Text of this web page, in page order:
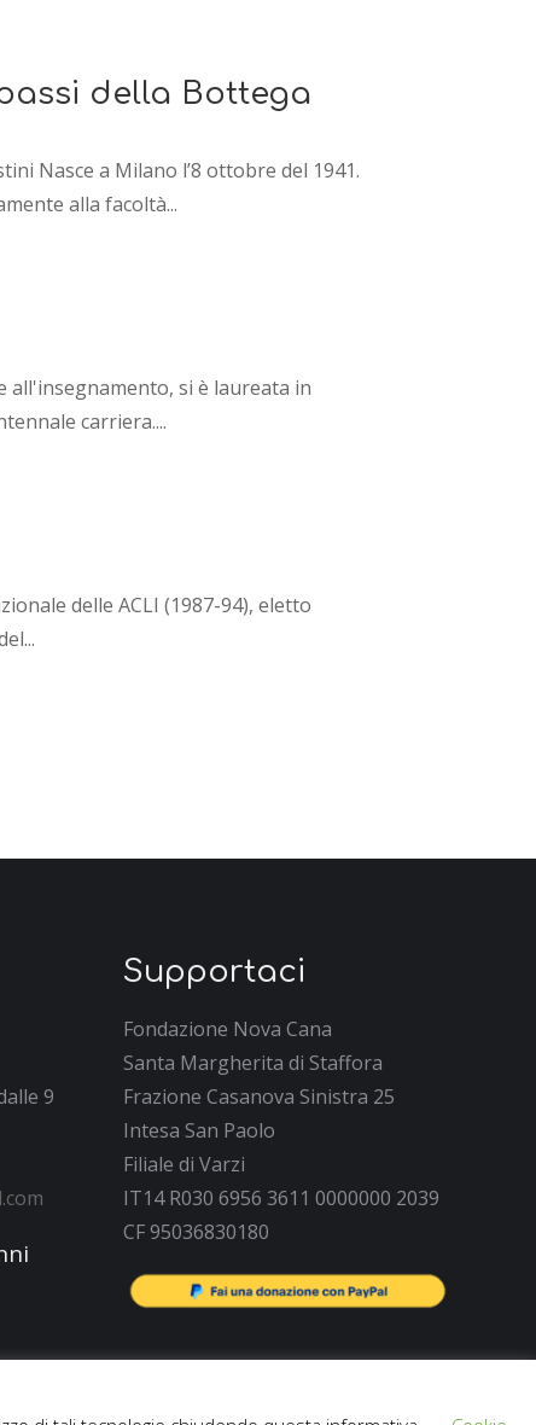
della Bottega
Nasce a Milano l’8 ottobre del 1941.
alla facoltà...
all'insegnamento, si è laureata in
carriera....
delle ACLI (1987-94), eletto
9
Supportaci
Fondazione Nova Cana
Santa Margherita di Staffora
Frazione Casanova Sinistra 25
Intesa San Paolo
Filiale di Varzi
IT14 R030 6956 3611 0000000 2039
CF 95036830180